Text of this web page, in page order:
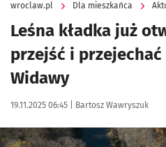
wroclaw.pl Dla mieszkańca
Leśna kładka już
przejść i
Widawy
Data publikacji:
19.11.2025 06:45 | Autor:
Bartosz Wawryszuk